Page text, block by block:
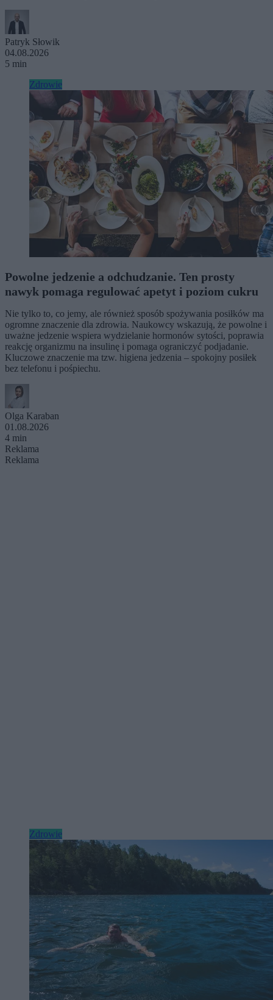
Patryk Słowik
04.08.2026
5 min
Zdrowie
Powolne jedzenie a odchudzanie. Ten prosty
nawyk pomaga regulować apetyt i poziom cukru
Nie tylko to, co jemy, ale również sposób spożywania posiłków ma
ogromne znaczenie dla zdrowia. Naukowcy wskazują, że powolne i
uważne jedzenie wspiera wydzielanie hormonów sytości, poprawia
reakcję organizmu na insulinę i pomaga ograniczyć podjadanie.
Kluczowe znaczenie ma tzw. higiena jedzenia – spokojny posiłek
bez telefonu i pośpiechu.
Olga Karaban
01.08.2026
4 min
Reklama
Reklama
Zdrowie